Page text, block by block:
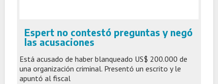
Espert no contestó preguntas y negó
las acusaciones
Está acusado de haber blanqueado US$ 200.000 de
una organización criminal. Presentó un escrito y le
apuntó al fiscal